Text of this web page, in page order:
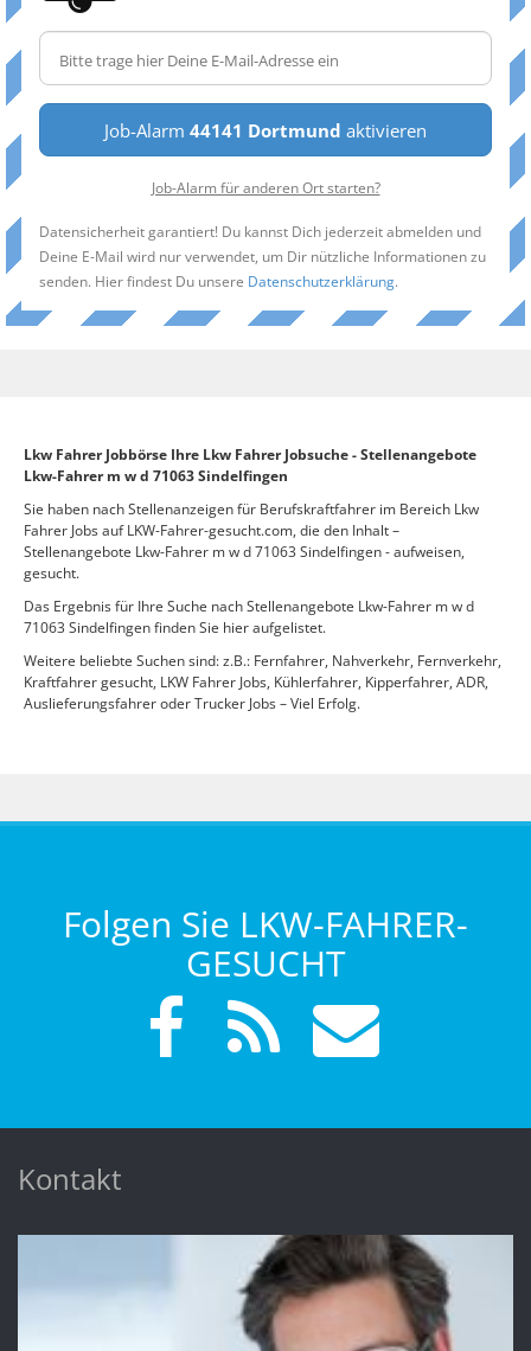
Job-Alarm 44141 Dortmund aktivieren
Job-Alarm für anderen Ort starten?
Datensicherheit garantiert! Du kannst Dich jederzeit abmelden und
Deine E-Mail wird nur verwendet, um Dir nützliche Informationen zu
senden. Hier findest Du unsere Datenschutzerklärung.
Lkw Fahrer Jobbörse Ihre Lkw Fahrer Jobsuche - Stellenangebote
Lkw-Fahrer m w d 71063 Sindelfingen
Sie haben nach Stellenanzeigen für Berufskraftfahrer im Bereich Lkw
Fahrer Jobs auf LKW-Fahrer-gesucht.com, die den Inhalt –
Stellenangebote Lkw-Fahrer m w d 71063 Sindelfingen - aufweisen,
gesucht.
Das Ergebnis für Ihre Suche nach Stellenangebote Lkw-Fahrer m w d
71063 Sindelfingen finden Sie hier aufgelistet.
Weitere beliebte Suchen sind: z.B.: Fernfahrer, Nahverkehr, Fernverkehr,
Kraftfahrer gesucht, LKW Fahrer Jobs, Kühlerfahrer, Kipperfahrer, ADR,
Auslieferungsfahrer oder Trucker Jobs – Viel Erfolg.
Folgen Sie LKW-FAHRER-
GESUCHT
Kontakt